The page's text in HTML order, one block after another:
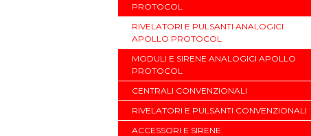
PROTOCOL
RIVELATORI E PULSANTI ANALOGICI
APOLLO PROTOCOL
MODULI E SIRENE ANALOGICI APOLLO
PROTOCOL
CENTRALI CONVENZIONALI
RIVELATORI E PULSANTI CONVENZIONALI
ACCESSORI E SIRENE